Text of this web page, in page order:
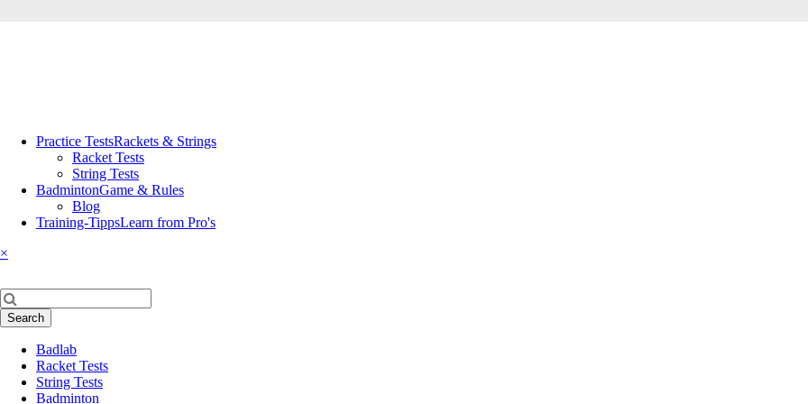
navigationPractice TestsRackets & Strings
Racket Tests
String Tests
BadmintonGame & Rules
Blog
Training-TippsLearn from Pro's
×
Keywords
Search
navigationBadlab
Racket Tests
String Tests
Badminton